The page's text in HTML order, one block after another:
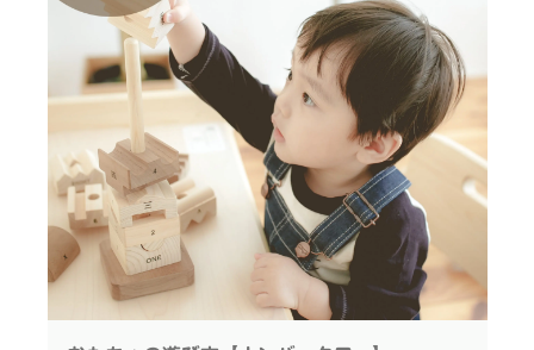
す。
※既に友だちの方はトーク画面に「モクション」と記
入のうえ・送信してください。
※未就学児のご参加は、必ず保護者の方の同伴をお願
いいたします。
主催：IKONIH（丸紅木材株式会社）
協力：国産木材の魅力発信拠点 MOCTION
リビングデザインセンターOZONE
お問合せ先：
【募集要項】
丸紅木材株式会社へご来社いただける方
1歳～3歳のお子様 ※ご兄弟がいる場合は、お子様
のどちらかが該当していればOK
お子さまの性別は問いません
弊社までの交通費は実費にてお願いいたします。
謝礼は2,000円相当の粗品をお渡し予定です。
【会場】
丸紅木材株式会社 本社
〒542-0081